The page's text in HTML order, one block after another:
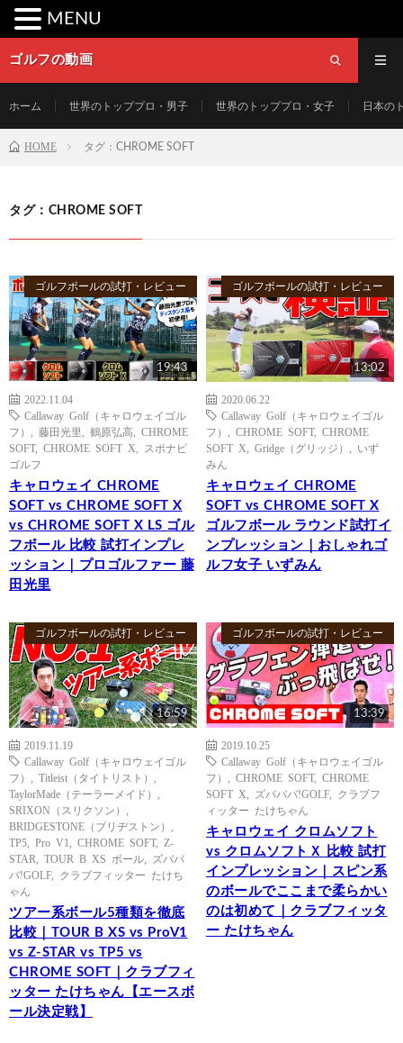
ゴルフの動画
ホーム 世界のトッププロ・男子 世界のトッププロ・女子 日本の
HOME タグ：CHROME SOFT
タグ：CHROME SOFT
ゴルフボールの試打・レビュー
19:43
2022.11.04
Callaway Golf（キャロウェイゴル
フ）
藤田光里 鶴原弘高
CHROME
SOFT, CHROME SOFT X
スポナビ
ゴルフ
キャロウェイ CHROME
SOFT vs CHROME SOFT X
vs CHROME SOFT X LS ゴル
フボール 比較 試打インプレ
ッション｜プロゴルファー 藤
田光里
ゴルフボールの試打・レビュー
13:02
2020.06.22
Callaway Golf（キャロウェイゴル
フ）
CHROME SOFT, CHROME
SOFT X
Gridge（グリッジ）
いず
みん
キャロウェイ CHROME
SOFT vs CHROME SOFT X
ゴルフボール ラウンド試打イ
ンプレッション｜おしゃれゴ
ルフ女子 いずみん
ゴルフボールの試打・レビュー
16:59
2019.11.19
Callaway Golf（キャロウェイゴル
フ）
Titleist（タイトリスト）
TaylorMade（テーラーメイド）
SRIXON（スリクソン）
BRIDGESTONE（ブリヂストン）
TP5
Pro V1 CHROME SOFT, Z-
STAR
TOUR B XS ボール
ズババ
バ!GOLF, クラブフィッター たけち
ゃん
ツアー系ボール5種類を徹底
比較｜TOUR B XS vs ProV1
vs Z-STAR vs TP5 vs
CHROME SOFT｜クラブフィ
ッター たけちゃん【エースボ
ール決定戦】
ゴルフボールの試打・レビュー
13:39
2019.10.25
Callaway Golf（キャロウェイゴル
フ）
CHROME SOFT, CHROME
SOFT X
ズバババ!GOLF, クラブフ
ィッター たけちゃん
キャロウェイ クロムソフト
vs クロムソフトＸ 比較 試打
インプレッション｜スピン系
のボールでここまで柔らかい
のは初めて｜クラブフィッタ
ー たけちゃん
MENU